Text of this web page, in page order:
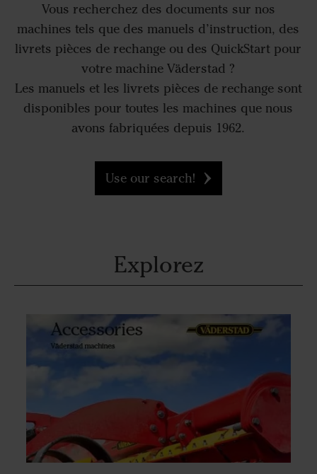
Vous recherchez des documents sur nos
machines tels que des manuels d’instruction, des
livrets pièces de rechange ou des QuickStart pour
votre machine Väderstad ?
Les manuels et les livrets pièces de rechange sont
disponibles pour toutes les machines que nous
avons fabriquées depuis 1962.
Use our search!
Explorez